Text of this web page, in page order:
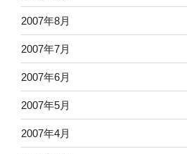
2007年8月
2007年7月
2007年6月
2007年5月
2007年4月